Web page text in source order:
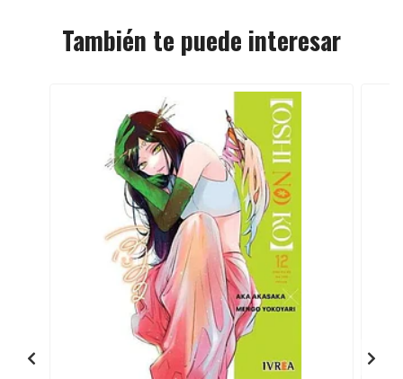
También te puede interesar